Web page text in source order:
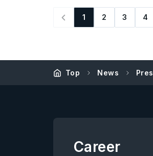
1 2 3 4
Top News
Career